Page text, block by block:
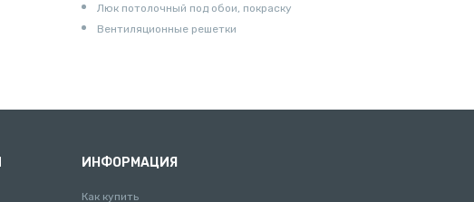
Люк потолочный под обои, покраску
Вентиляционные решетки
ИНФОРМАЦИЯ
Как купить